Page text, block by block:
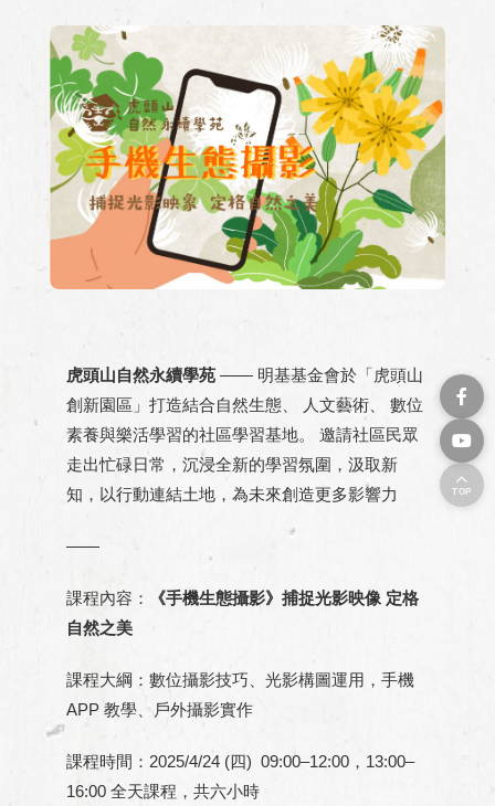
虎頭山自然永續學苑 —— 明基基金會於「虎頭山
創新園區」打造結合自然生態、 人文藝術、 數位
素養與樂活學習的社區學習基地。 邀請社區民眾
走出忙碌日常，沉浸全新的學習氛圍，汲取新
知，以行動連結土地，為未來創造更多影響力
——
課程內容：
《手機生態攝影》捕捉光影映像 定格
自然之美
課程大綱：數位攝影技巧、光影構圖運用，手機
APP 教學、戶外攝影實作
課程時間：2025/4/24 (四) 09:00–12:00，13:00–
16:00 全天課程，共六小時
TOP